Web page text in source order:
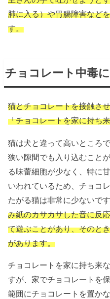
肺に入る）や胃腸障害など
す。
チョコレート中毒
猫とチョコレートを接触さ
「チョコレートを家に持ち
猫は犬と違って高いところ
狭い隙間でも入り込むこと
る味蕾細胞が少なく、特に
いわれているため、チョコ
たがる猫は非常に少ないで
み紙のカサカサした音に反
て遊ぶことがあり、そのと
があります。
チョコレートを家に持ち来
すが、家でチョコレートを
範囲にチョコレートを置か